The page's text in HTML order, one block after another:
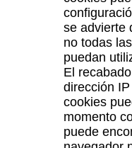
se advierte
no todas
puedan
El
dirección
cookies
momento
puede